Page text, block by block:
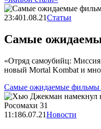
23:401.08.21Статьи
Самые
«Отряд самоубийц:
новый Mortal Kombat и
Самые ожидаемые фильмы
11:186.07.21Новости